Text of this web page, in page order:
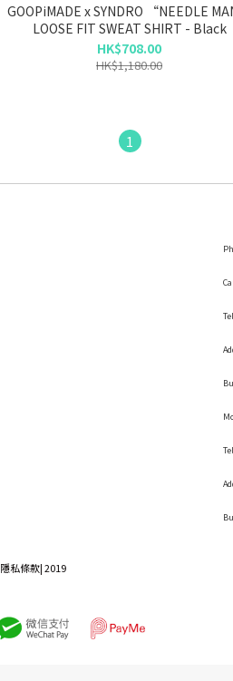
GOOPiMADE x SYNDRO “NEEDLE MAN”
LOOSE FIT SWEAT SHIRT - Black
HK$708.00
HK$1,180.00
1
隱私條款|2019